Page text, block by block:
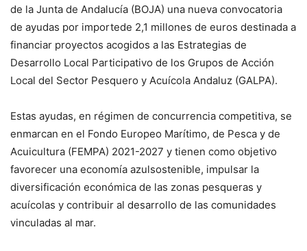
de la Junta de Andalucía (BOJA) una nueva convocatoria
de ayudas por importede 2,1 millones de euros destinada a
financiar proyectos acogidos a las Estrategias de
Desarrollo Local Participativo de los Grupos de Acción
Local del Sector Pesquero y Acuícola Andaluz (GALPA).
Estas ayudas, en régimen de concurrencia competitiva, se
enmarcan en el Fondo Europeo Marítimo, de Pesca y de
Acuicultura (FEMPA) 2021-2027 y tienen como objetivo
favorecer una economía azulsostenible, impulsar la
diversificación económica de las zonas pesqueras y
acuícolas y contribuir al desarrollo de las comunidades
vinculadas al mar.